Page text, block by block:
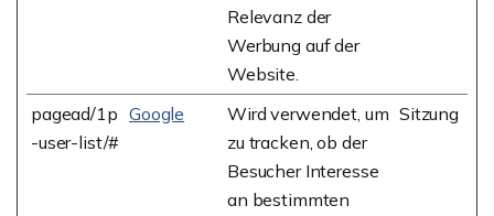
Relevanz der
Werbung auf der
Website.
pagead/1p
-user-list/#
Google
Wird verwendet, um
zu tracken, ob der
Besucher Interesse
an bestimmten
Sitzung